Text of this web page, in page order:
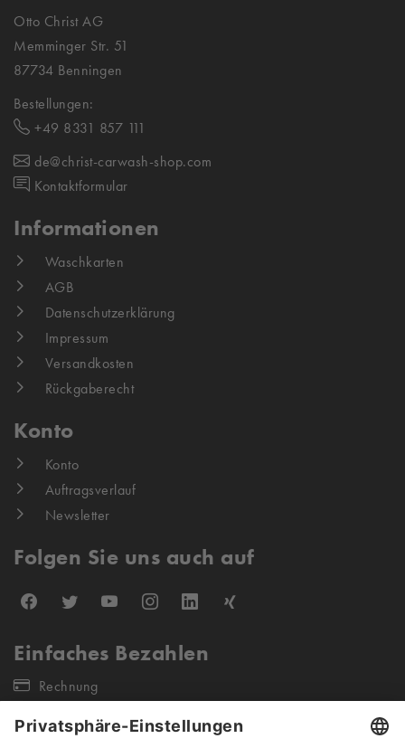
Otto Christ AG
Memminger Str. 51
87734 Benningen
Bestellungen:
+49 8331 857 111
de@christ-carwash-shop.com
Kontaktformular
Informationen
Waschkarten
AGB
Datenschutzerklärung
Impressum
Versandkosten
Rückgaberecht
Konto
Konto
Auftragsverlauf
Newsletter
Folgen Sie uns auch auf
Einfaches Bezahlen
Rechnung
Unsere Versandpartner